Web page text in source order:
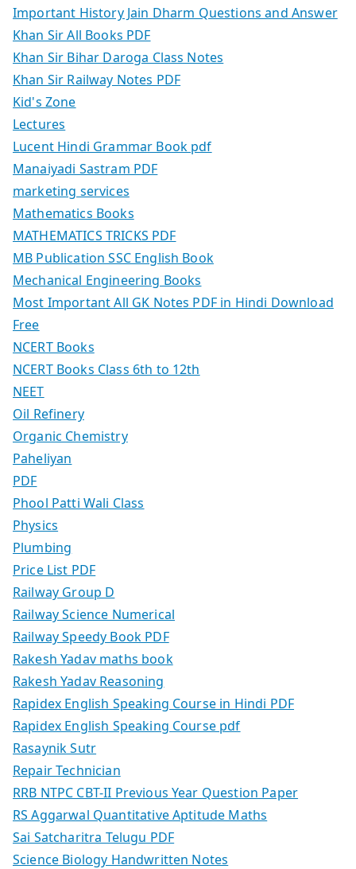
Important History Jain Dharm Questions and Answer
Khan Sir All Books PDF
Khan Sir Bihar Daroga Class Notes
Khan Sir Railway Notes PDF
Kid's Zone
Lectures
Lucent Hindi Grammar Book pdf
Manaiyadi Sastram PDF
marketing services
Mathematics Books
MATHEMATICS TRICKS PDF
MB Publication SSC English Book
Mechanical Engineering Books
Most Important All GK Notes PDF in Hindi Download
Free
NCERT Books
NCERT Books Class 6th to 12th
NEET
Oil Refinery
Organic Chemistry
Paheliyan
PDF
Phool Patti Wali Class
Physics
Plumbing
Price List PDF
Railway Group D
Railway Science Numerical
Railway Speedy Book PDF
Rakesh Yadav maths book
Rakesh Yadav Reasoning
Rapidex English Speaking Course in Hindi PDF
Rapidex English Speaking Course pdf
Rasaynik Sutr
Repair Technician
RRB NTPC CBT-II Previous Year Question Paper
RS Aggarwal Quantitative Aptitude Maths
Sai Satcharitra Telugu PDF
Science Biology Handwritten Notes